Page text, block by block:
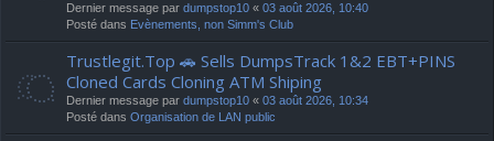
Dernier message par dumpstop10 « 03 août 2026, 10:40
Posté dans Evènements, non Simm's Club
Trustlegit.Top 🚗 Sells DumpsTrack 1&2 EBT+PINS
Cloned Cards Cloning ATM Shiping
Dernier message par dumpstop10 « 03 août 2026, 10:34
Posté dans Organisation de LAN public